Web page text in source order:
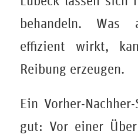
behandeln.
effizient wirkt,
Reibung erzeugen.
Ein Vorher-
gut: Vor einer